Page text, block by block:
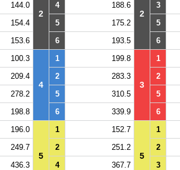
2 2
144.0 4 188.6 3
154.4 5 175.2 5
153.6 6 193.5 6
100.3
4
1 199.8
3
1
209.4 2 283.3 2
278.2 5 310.5 5
198.8 6 339.9 6
196.0
5
1 152.7
5
1
249.7 2 251.2 2
436.3 4 367.7 3